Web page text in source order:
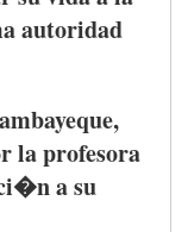
autoridad
,
laprofesora
asu